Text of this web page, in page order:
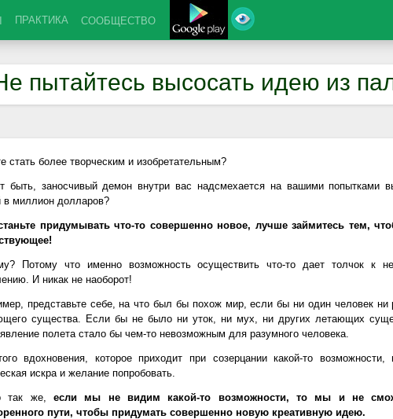
ПРАКТИКА СООБЩЕСТВО
пытайтесь высосать идею из
стать более творческим и изобретательным?
быть, заносчивый демон внутри вас надсмехается на вашими попытками
в миллион долларов?
придумывать что-то совершенно новое, лучше займитесь тем,
Потому что именно возможность осуществить что-то дает толчок к
И никак не наоборот!
представьте себе, на что был бы похож мир, если бы ни один человек ни
существа. Если бы не было ни уток, ни мух, ни других летающих
полета стало бы чем-то невозможным для разумного человека.
вдохновения, которое приходит при созерцании какой-то возможности,
искра и желание попробовать.
так же, если мы не видим какой-то возможности, то мы и не
пути, чтобы придумать совершенно новую креативную идею.